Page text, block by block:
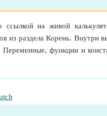
ссылкой на живой
из раздела Корень. Внутри
функции и